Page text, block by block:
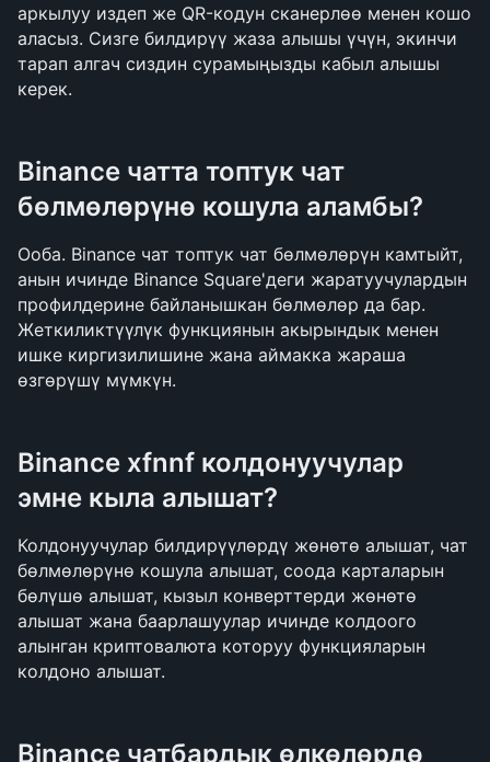
аркылуу издеп же QR-кодун сканерлөө менен кошо
аласыз. Сизге билдирүү жаза алышы үчүн, экинчи
тарап алгач сиздин сурамыңызды кабыл алышы
керек.
Binance чатта топтук чат
бөлмөлөрүнө кошула аламбы?
Ооба. Binance чат топтук чат бөлмөлөрүн камтыйт,
анын ичинде Binance Square'деги жаратуучулардын
профилдерине байланышкан бөлмөлөр да бар.
Жеткиликтүүлүк функциянын акырындык менен
ишке киргизилишине жана аймакка жараша
өзгөрүшү мүмкүн.
Binance xfnnf колдонуучулар
эмне кыла алышат?
Колдонуучулар билдирүүлөрдү жөнөтө алышат, чат
бөлмөлөрүнө кошула алышат, соода карталарын
бөлүшө алышат, кызыл конверттерди жөнөтө
алышат жана баарлашуулар ичинде колдоого
алынган криптовалюта которуу функцияларын
колдоно алышат.
Binance чатбардык өлкөлөрдө